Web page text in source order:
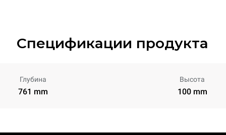
Спецификации продукта
Глубина
761 mm
Высота
100 mm